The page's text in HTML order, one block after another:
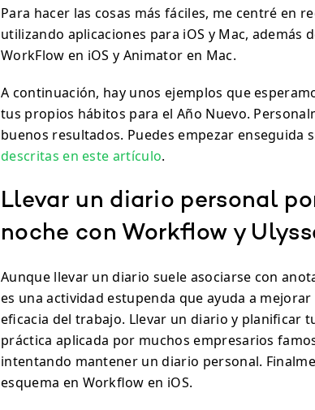
Para hacer las cosas más fáciles, me centré en
utilizando aplicaciones para iOS y Mac, además
WorkFlow en iOS y Animator en Mac.
A continuación, hay unos ejemplos que
tus propios hábitos para el Año Nuevo.
buenos resultados. Puedes empezar enseguida
descritas en este artículo.
Llevar un diario personal
noche con Workflow y
Aunque llevar un diario suele asociarse con
es una actividad estupenda que ayuda a
eficacia del trabajo. Llevar un diario y planificar
práctica aplicada por muchos empresarios
intentando mantener un diario personal.
esquema en Workflow en iOS.